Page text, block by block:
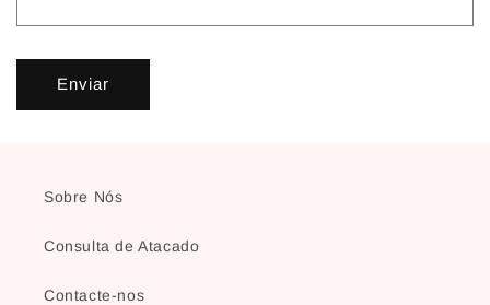
Enviar
Sobre Nós
Consulta de Atacado
Contacte-nos